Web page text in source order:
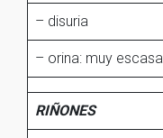
– disuria
– orina: muy
RIÑONES